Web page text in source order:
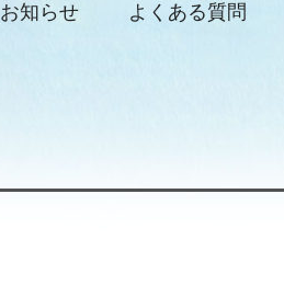
お知らせ よくある質問